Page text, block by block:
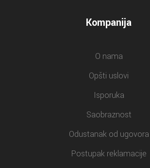
Kompanija
O nama
Opšti uslovi
Isporuka
Saobraznost
Odustanak od ugovora
Postupak reklamacije